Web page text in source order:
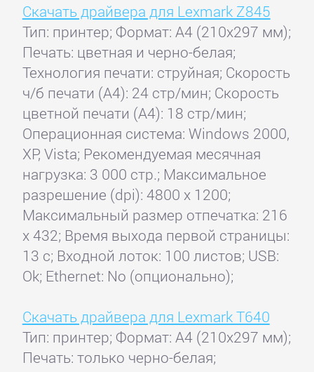
Скачать драйвера для Lexmark Z845
Тип: принтер; Формат: A4 (210x297 мм);
Печать: цветная и черно-белая;
Технология печати: струйная; Скорость
ч/б печати (А4): 24 стр/мин; Скорость
цветной печати (А4): 18 стр/мин;
Операционная система: Windows 2000,
XP, Vista; Рекомендуемая месячная
нагрузка: 3 000 стр.; Максимальное
разрешение (dpi): 4800 x 1200;
Максимальный размер отпечатка: 216
x 432; Время выхода первой страницы:
13 с; Входной лоток: 100 листов; USB:
Ok; Ethernet: No (опционально);
Скачать драйвера для Lexmark T640
Тип: принтер; Формат: A4 (210x297 мм);
Печать: только черно-белая;